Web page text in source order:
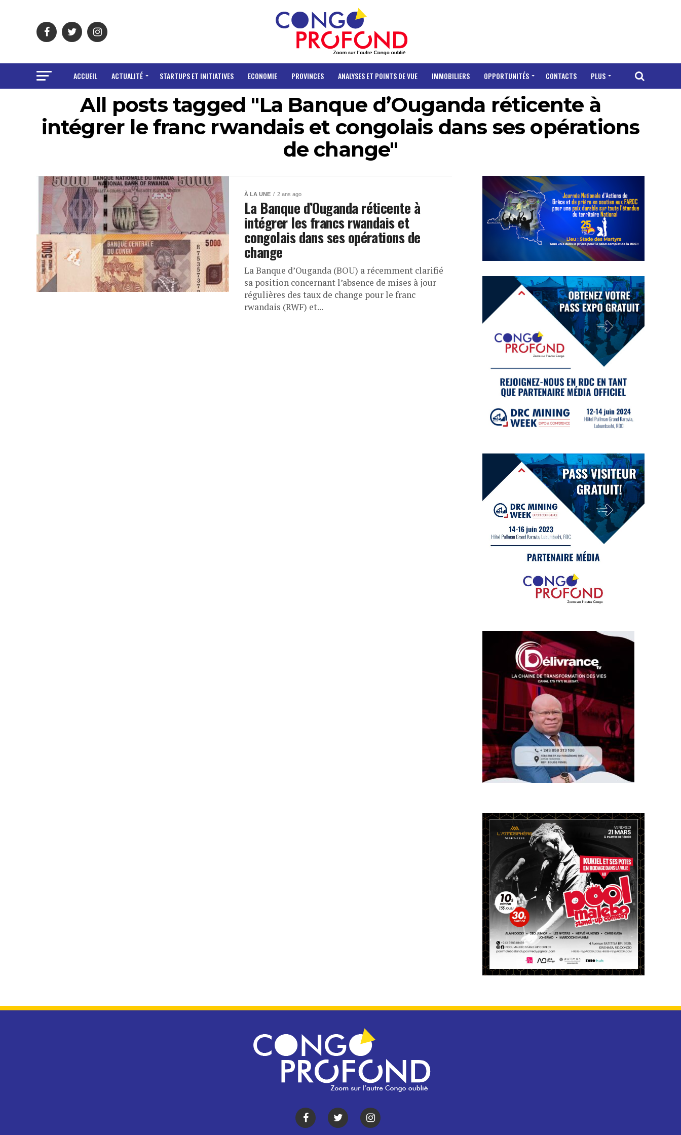
ACCUEIL ACTUALITÉ STARTUPS ET INITIATIVES ECONOMIE PROVINCES ANALYSES ET POINTS DE VUE IMMOBILIERS OPPORTUNITÉS CONTACTS PLUS
All posts tagged "La Banque d’Ouganda réticente à
intégrer le franc rwandais et congolais dans ses opérations
de change"
À LA UNE 2 ans ago
La Banque d’Ouganda réticente à
intégrer les francs rwandais et
congolais dans ses opérations de
change
La Banque d’Ouganda (BOU) a récemment clarifié
sa position concernant l’absence de mises à jour
régulières des taux de change pour le franc
rwandais (RWF) et...